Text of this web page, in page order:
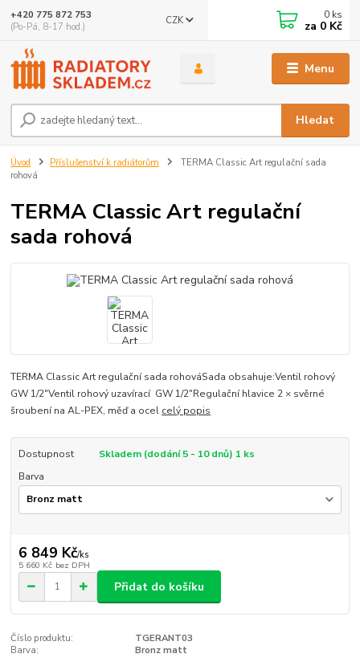
Menu
CZK
Hledat
+420 775 872 753
(Po-Pá, 8-17 hod.)
0 ks
za 0 Kč
Úvod Příslušenství k radiátorům
TERMA Classic Art regulační sada
rohová
TERMA Classic Art regulační
sada rohová
TERMA Classic Art regulační sada rohováSada obsahuje:Ventil rohový
GW 1/2"Ventil rohový uzavírací GW 1/2"Regulační hlavice 2 × svěrné
šroubení na AL-PEX, měď a ocel celý popis
Dostupnost
Skladem (dodání 5 - 10 dnů) 1 ks
Barva
6 849 Kč/ks
5 660 Kč bez DPH
Přidat do košíku
Číslo produktu:
TGERANT03
Barva:
Bronz matt